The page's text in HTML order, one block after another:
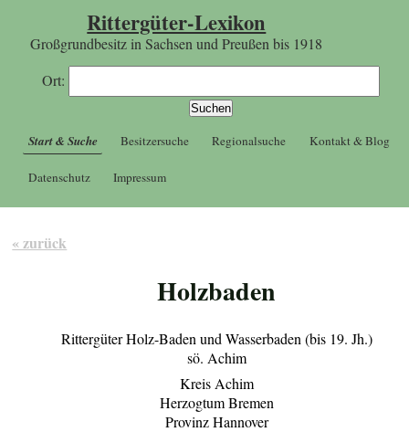
Rittergüter-Lexikon
Großgrundbesitz in Sachsen und Preußen bis 1918
Ort:
Start & Suche Besitzersuche Regionalsuche Kontakt & Blog
Datenschutz Impressum
« zurück
Holzbaden
Rittergüter Holz-Baden und Wasserbaden (bis 19. Jh.)
sö. Achim
Kreis Achim
Herzogtum Bremen
Provinz Hannover